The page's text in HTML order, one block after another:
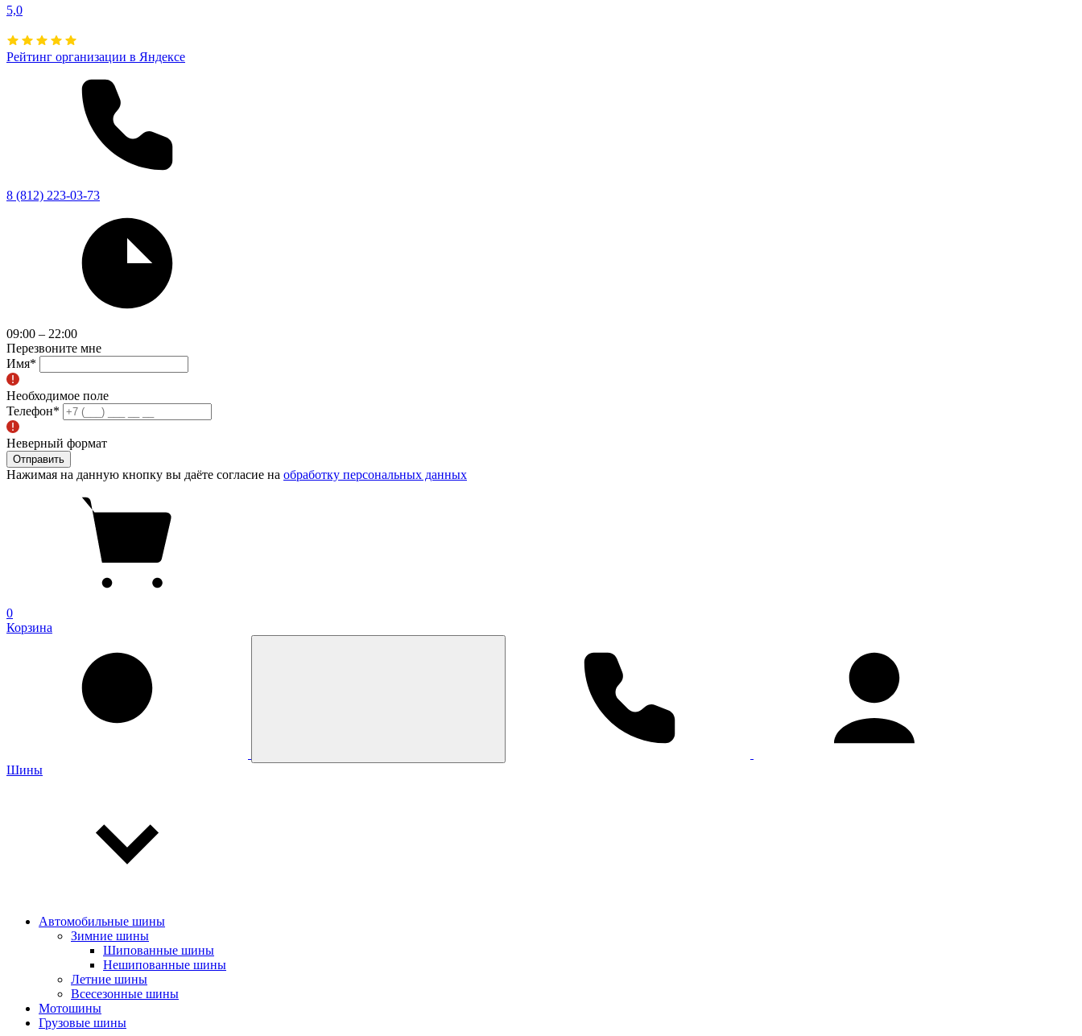
5,0
Рейтинг организации в Яндексе
8 (812) 223-03-73
09:00 – 22:00
Перезвоните мне
Имя*
Необходимое поле
Телефон*
Неверный формат
Отправить
Нажимая на данную кнопку вы даёте согласие на обработку персональных данных
0
Корзина
Шины
Автомобильные шины
Зимние шины
Шипованные шины
Нешипованные шины
Летние шины
Всесезонные шины
Мотошины
Грузовые шины